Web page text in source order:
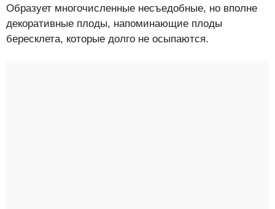
Образует многочисленные несъедобные, но вполне
декоративные плоды, напоминающие плоды
бересклета, которые долго не осыпаются.